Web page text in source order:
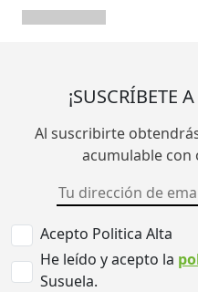
¡SUSCRÍBETE
Al suscribirte
acumulable
Acepto Politica Alta
He leído y acepto la
Susuela.